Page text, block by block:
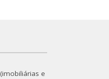
(imobiliárias e